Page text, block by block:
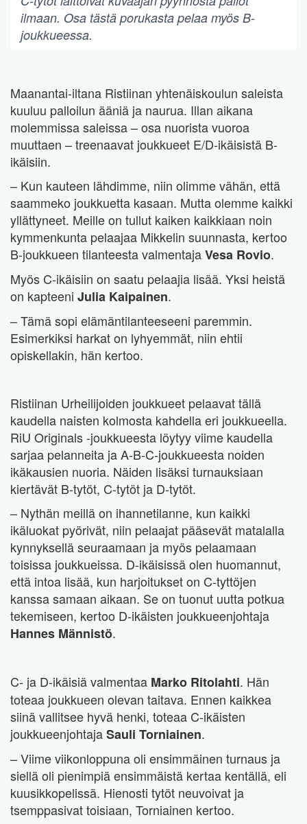
ilmaan. Osa tästä porukasta pelaa myös B-
joukkueessa.
Maanantai-iltana Ristiinan yhtenäiskoulun saleista
kuuluu palloilun ääniä ja naurua. Illan aikana
molemmissa saleissa – osa nuorista vuoroa
muuttaen – treenaavat joukkueet E/D-ikäisistä B-
ikäisiin.
– Kun kauteen lähdimme, niin olimme vähän, että
saammeko joukkuetta kasaan. Mutta olemme kaikki
yllättyneet. Meille on tullut kaiken kaikkiaan noin
kymmenkunta pelaajaa Mikkelin suunnasta, kertoo
B-joukkueen tilanteesta valmentajaVesa Rovio.
Myös C-ikäisiin on saatu pelaajia lisää. Yksi heistä
on kapteeni Julia Kaipainen.
– Tämä sopi elämäntilanteeseeni paremmin.
Esimerkiksi harkat on lyhyemmät, niin ehtii
opiskellakin, hän kertoo.
Ristiinan Urheilijoiden joukkueet pelaavat tällä
kaudella naisten kolmosta kahdella eri joukkueella.
RiU Originals -joukkueesta löytyy viime kaudella
sarjaa pelanneita ja A-B-C-joukkueesta noiden
ikäkausien nuoria. Näiden lisäksi turnauksiaan
kiertävät B-tytöt, C-tytöt ja D-tytöt.
– Nythän meillä on ihannetilanne, kun kaikki
ikäluokat pyörivät, niin pelaajat pääsevät matalalla
kynnyksellä seuraamaan ja myös pelaamaan
toisissa joukkueissa. D-ikäisissä olen huomannut,
että intoa lisää, kun harjoitukset on C-tyttöjen
kanssa samaan aikaan. Se on tuonut uutta potkua
tekemiseen, kertoo D-ikäisten joukkueenjohtaja
Hannes Männistö.
C- ja D-ikäisiä valmentaa Marko Ritolahti. Hän
toteaa joukkueen olevan taitava. Ennen kaikkea
siinä vallitsee hyvä henki, toteaa C-ikäisten
joukkueenjohtajaSauli Torniainen.
– Viime viikonloppuna oli ensimmäinen turnaus ja
siellä oli pienimpiä ensimmäistä kertaa kentällä, eli
kuusikkopelissä. Hienosti tytöt neuvoivat ja
tsemppasivat toisiaan, Torniainen kertoo.